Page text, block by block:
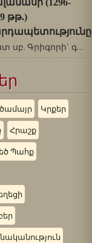
(1296-
թթ.)
Ըստ սբ. Գրիգորի` գոյություն ունեն…
Կրքեր
Հրաշք
Պահք